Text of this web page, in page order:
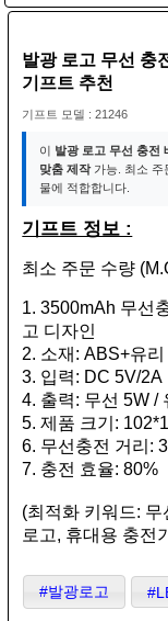
발광 로고 무선 충
기프트 추천
기프트 모델 : 21246
이 발광 로고 무선 충전
맞춤 제작가능. 최소 주
물에 적합합니다.
기프트 정보 :
최소 주문 수량
1. 3500mAh 무선
고 디자인
2. 소재: ABS+유리
3. 입력: DC 5V/2A
4. 출력: 무선 5W /
5. 제품 크기:
6. 무선충전 거리:
7. 충전 효율: 80%
(최적화 키워드:
로고, 휴대용 충전
#발광로고